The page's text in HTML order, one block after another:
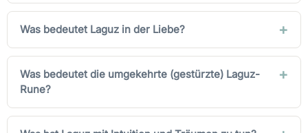
Was bedeutet Laguz in der Liebe?
Was bedeutet die umgekehrte (gestürzte) Laguz-
Rune?